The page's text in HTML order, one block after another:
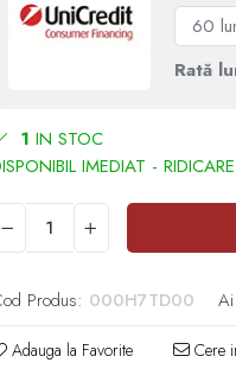
Rată
1 IN STOC
Produs: 000H7TD00
Adauga la Favorite Cere